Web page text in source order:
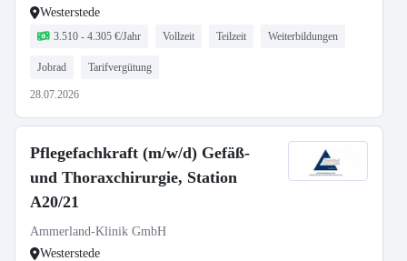
Westerstede
3.510 - 4.305 €/Jahr Vollzeit Teilzeit Weiterbildungen
Jobrad Tarifvergütung
28.07.2026
Pflegefachkraft (m/w/d) Gefäß-
und Thoraxchirurgie, Station
A20/21
Ammerland-Klinik GmbH
Westerstede